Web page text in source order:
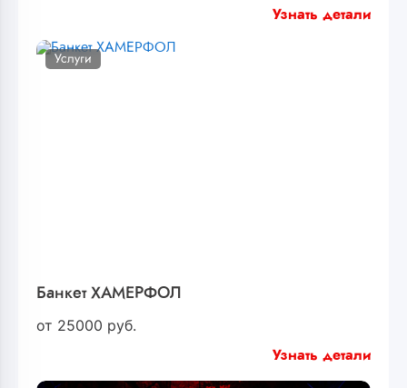
Узнать детали
Банкет ХАМЕРФОЛ
от 25000 руб.
Услуги
Узнать детали